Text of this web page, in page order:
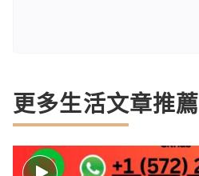
更多生活文章推薦